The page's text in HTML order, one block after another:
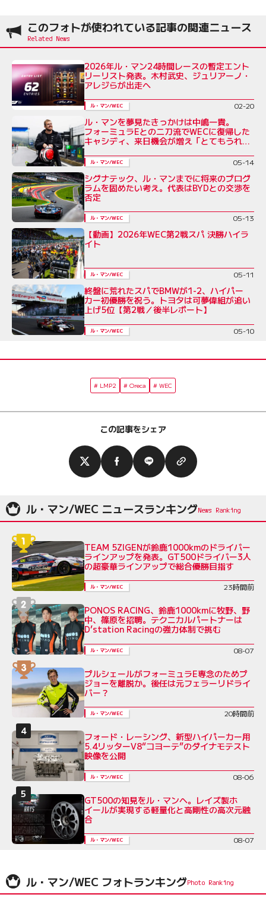
このフォトが使われている記事の関連ニュース
2026年ル・マン24時間レースの暫定エント
リーリスト発表。木村武史、ジュリアーノ・
アレジらが出走へ
ル・マン/WEC 02-20
ル・マンを夢見たきっかけは中嶋一貴。
フォーミュラEとの二刀流でWECに復帰した
キャシディ、来日機会が増え「とてもうれし
ル・マン/WEC 05-14
シグナテック、ル・マンまでに将来のプログ
ラムを固めたい考え。代表はBYDとの交渉を
否定
ル・マン/WEC 05-13
【動画】2026年WEC第2戦スパ 決勝ハイラ
イト
ル・マン/WEC 05-11
終盤に荒れたスパでBMWが1-2、ハイパー
カー初優勝を祝う。トヨタは可夢偉組が追い
上げ5位【第2戦／後半レポート】
ル・マン/WEC 05-10
LMP2 Oreca WEC
この記事をシェア
ル・マン/WEC ニュースランキング
TEAM 5ZIGENが鈴鹿1000kmのドライバー
ラインアップを発表。GT500ドライバー3人
の超豪華ラインアップで総合優勝目指す
ル・マン/WEC 23時間前
PONOS RACING、鈴鹿1000kmに牧野、野
中、篠原を招聘。テクニカルパートナーは
D’station Racingの強力体制で挑む
ル・マン/WEC 08-07
プルシェールがフォーミュラE専念のためプ
ジョーを離脱か。後任は元フェラーリドライ
バー？
ル・マン/WEC 20時間前
フォード・レーシング、新型ハイパーカー用
5.4リッターV8“コヨーテ”のダイナモテスト
映像を公開
ル・マン/WEC 08-06
GT500の知見をル・マンへ。レイズ製ホ
イールが実現する軽量化と高剛性の高次元融
合
ル・マン/WEC 08-07
ル・マン/WEC フォトランキング